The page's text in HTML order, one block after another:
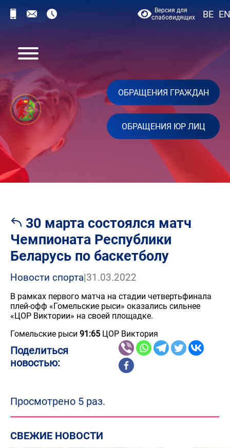
Версия для
слабовидящих
BE EN
ОБРАЩЕНИЯ ГРАЖДАН
ОБРАЩЕНИЯ ЮР ЛИЦ
30 марта состоялся матч
Чемпионата Республики
Беларусь по баскетболу
Новости спорта|31.03.2022
В рамках первого матча на стадии четвертьфинала
плей-офф «Гомельские рыси» оказались сильнее
«ЦОР Виктории» на своей площадке.
Гомельские рыси 91:65 ЦОР Виктория
Поделиться
новостью:
Просмотрено 5 раз.
СВЕЖИЕ НОВОСТИ